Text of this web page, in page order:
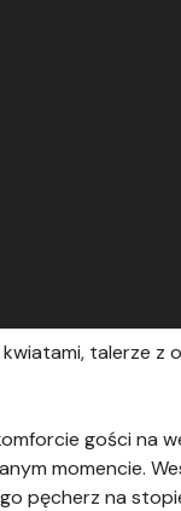
talerze z
gości na
momencie.
pęcherz na